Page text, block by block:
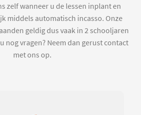
zelf wanneer u de lessen inplant en
middels automatisch incasso. Onze
geldig dus vaak in 2 schooljaren
nog vragen? Neem dan gerust contact
met ons op.